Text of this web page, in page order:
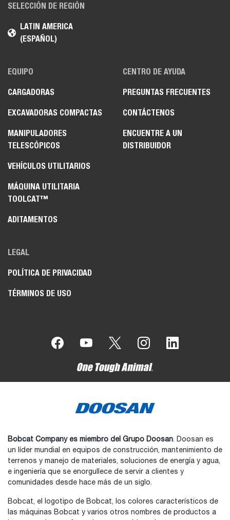
SELECCIÓN DE REGIÓN
LATIN AMERICA
(ESPAÑOL)
EQUIPO
CARGADORAS
EXCAVADORAS COMPACTAS
MANIPULADORES
TELESCÓPICOS
VEHÍCULOS UTILITARIOS
MÁQUINA UTILITARIA
TOOLCAT™
ADITAMENTOS
CENTRO DE AYUDA
PREGUNTAS FRECUENTES
CONTÁCTENOS
ENCUENTRE A UN
DISTRIBUIDOR
LEGAL
POLÍTICA DE PRIVACIDAD
TÉRMINOS DE USO
Bobcat Company es miembro del Grupo Doosan. Doosan es
un líder mundial en equipos de construcción, mantenimiento de
terrenos y manejo de materiales, soluciones de energía y agua,
e ingeniería que se enorgullece de servir a clientes y
comunidades desde hace más de un siglo.
Bobcat, el logotipo de Bobcat, los colores característicos de
las máquinas Bobcat y varios otros nombres de productos a